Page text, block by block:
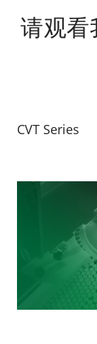
请观看
CVT Series